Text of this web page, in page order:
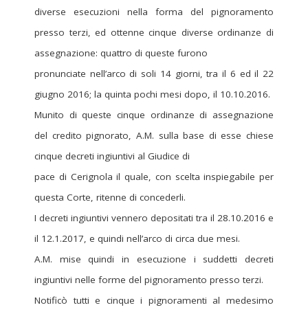
diverse esecuzioni nella forma del pignoramento
presso terzi, ed ottenne cinque diverse ordinanze di
assegnazione: quattro di queste furono
pronunciate nell’arco di soli 14 giorni, tra il 6 ed il 22
giugno 2016; la quinta pochi mesi dopo, il 10.10.2016.
Munito di queste cinque ordinanze di assegnazione
del credito pignorato, A.M. sulla base di esse chiese
cinque decreti ingiuntivi al Giudice di
pace di Cerignola il quale, con scelta inspiegabile per
questa Corte, ritenne di concederli.
I decreti ingiuntivi vennero depositati tra il 28.10.2016 e
il 12.1.2017, e quindi nell’arco di circa due mesi.
A.M. mise quindi in esecuzione i suddetti decreti
ingiuntivi nelle forme del pignoramento presso terzi.
Notificò tutti e cinque i pignoramenti al medesimo